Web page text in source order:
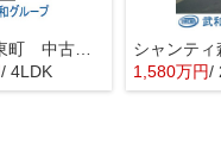
都島区大東町 中古戸建
/ 4LDK
シャンティ
1,580万円/